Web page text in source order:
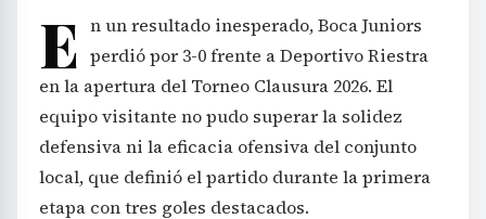
E n un resultado inesperado, Boca Juniors
perdió por 3-0 frente a Deportivo Riestra
en la apertura del Torneo Clausura 2026. El
equipo visitante no pudo superar la solidez
defensiva ni la eficacia ofensiva del conjunto
local, que definió el partido durante la primera
etapa con tres goles destacados.